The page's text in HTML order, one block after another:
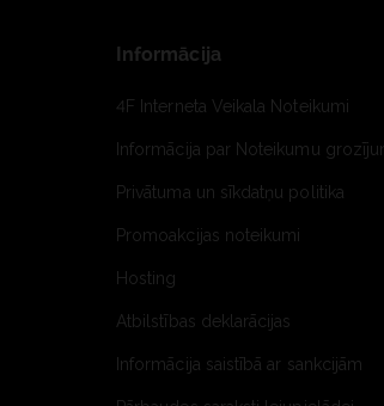
Informācija
4F Interneta Veikala Noteikumi
Informācija par Noteikumu
Privātuma un sīkdatņu politika
Promoakcijas noteikumi
Hosting
Atbilstības deklarācijas
Informācija saistībā ar sankcijām